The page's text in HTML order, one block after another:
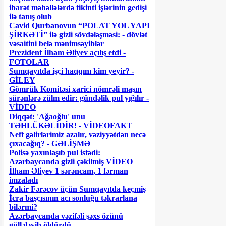
ibarət məhəllələrdə tikinti işlərinin gedişi
ilə tanış olub
Cavid Qurbanovun “POLAT YOL YAPI
ŞİRKƏTİ” ilə gizli sövdələşməsi: - dövlət
vəsaitini belə mənimsəyiblər
Prezident İlham Əliyev açılış etdi -
FOTOLAR
Sumqayıtda işçi haqqını kim yeyir? -
GİLEY
Gömrük Komitəsi xarici nömrəli maşın
sürənlərə zülm edir: gündəlik pul yığılır -
VİDEO
Diqqət: 'Ağaoğlu' unu
TƏHLÜKƏLİDİR! - VİDEOFAKT
Neft gəlirlərimiz azalır, vəziyyətdən necə
çıxacağıq? - GƏLİŞMƏ
Polisə yaxınlaşıb pul istədi:
Azərbaycanda gizli çəkilmiş VİDEO
İlham Əliyev 1 sərəncam, 1 fərman
imzaladı
Zakir Fərəcov üçün Sumqayıtda keçmiş
İcra başçısının acı sonluğu təkrarlana
bilərmi?
Azərbaycanda vəzifəli şəxs özünü